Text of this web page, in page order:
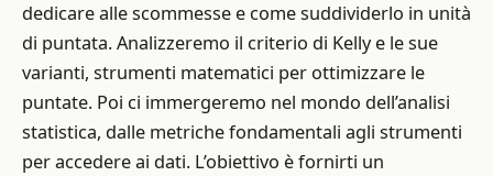
dedicare alle scommesse e come suddividerlo in unità
di puntata. Analizzeremo il criterio di Kelly e le sue
varianti, strumenti matematici per ottimizzare le
puntate. Poi ci immergeremo nel mondo dell’analisi
statistica, dalle metriche fondamentali agli strumenti
per accedere ai dati. L’obiettivo è fornirti un